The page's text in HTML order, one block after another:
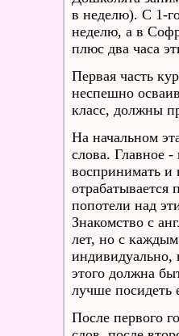
в неделю). С 1-
неделю, а в
плюс два часа
Первая часть
неспешно
класс, должны
На начальном
слова. Главное
воспринимать и
попотели над
Знакомство с
лет, но с
индивидуально,
этого должна
лучше посидеть
После первого